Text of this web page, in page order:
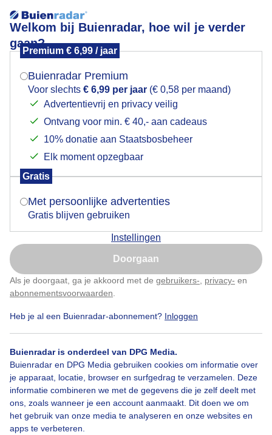
Welkom bij Buienradar, hoe wil je verder
gaan?
Premium € 6,99 / jaar
Buienradar Premium
Voor slechts € 6,99 per jaar (€ 0,58 per maand)
Advertentievrij en privacy veilig
Ontvang voor min. € 40,- aan cadeaus
10% donatie aan Staatsbosbeheer
Elk moment opzegbaar
Gratis
Met persoonlijke advertenties
Gratis blijven gebruiken
Instellingen
Doorgaan
Als je doorgaat, ga je akkoord met de gebruikers- privacy- en
abonnementsvoorwaarden
Heb je al een Buienradar-abonnement? Inloggen
Buienradar is onderdeel van DPG Media.
Buienradar en DPG Media gebruiken cookies om informatie over
je apparaat, locatie, browser en surfgedrag te verzamelen. Deze
informatie combineren we met de gegevens die je zelf deelt met
ons, zoals wanneer je een account aanmaakt. Dit doen we om
het gebruik van onze media te analyseren en onze websites en
apps te verbeteren.
na de strand zesdaagse..moet je nog wel even je
bagage opzoeken,die op een verzamelpunt staat
,vlakbij de finish
soms klaart het even op maar is veelal grijs vandaag
Strand6daagse Bagage Grijsweer
Mogen we je locatie gebruiken voor het
Indien je hier nog geen akkoord op hebt gegeven,
verschijnt er zo een pop-up uit je browser waarin
Is goed, toon de popup
Nu niet, misschien later
Klik hierom dit aan te passen